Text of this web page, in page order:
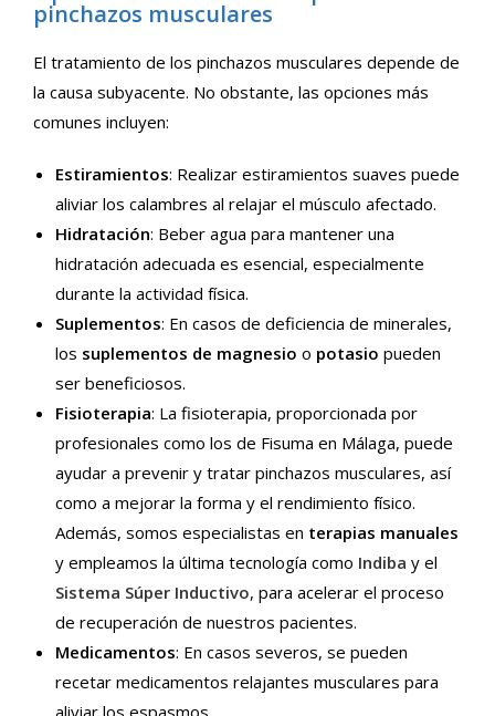
pinchazos musculares
El tratamiento de los pinchazos musculares depende de
la causa subyacente. No obstante, las opciones más
comunes incluyen:
Estiramientos: Realizar estiramientos suaves puede
aliviar los calambres al relajar el músculo afectado.
Hidratación: Beber agua para mantener una
hidratación adecuada es esencial, especialmente
durante la actividad física.
Suplementos: En casos de deficiencia de minerales,
los suplementos de magnesio o potasio pueden
ser beneficiosos.
Fisioterapia: La fisioterapia, proporcionada por
profesionales como los de Fisuma en Málaga, puede
ayudar a prevenir y tratar pinchazos musculares, así
como a mejorar la forma y el rendimiento físico.
Además, somos especialistas en terapias manuales
y empleamos la última tecnología como Indiba y el
Sistema Súper Inductivo, para acelerar el proceso
de recuperación de nuestros pacientes.
Medicamentos: En casos severos, se pueden
recetar medicamentos relajantes musculares para
aliviar los espasmos.